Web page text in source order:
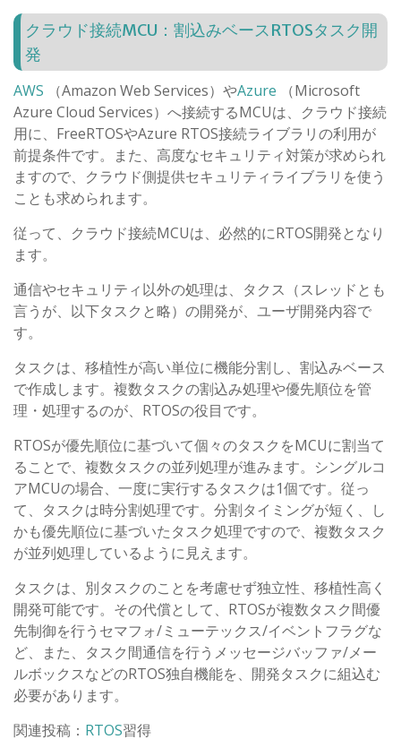
クラウド接続MCU：割込みベースRTOSタスク開
発
AWS （Amazon Web Services）やAzure （Microsoft
Azure Cloud Services）へ接続するMCUは、クラウド接続
用に、FreeRTOSやAzure RTOS接続ライブラリの利用が
前提条件です。また、高度なセキュリティ対策が求められ
ますので、クラウド側提供セキュリティライブラリを使う
ことも求められます。
従って、クラウド接続MCUは、必然的にRTOS開発となり
ます。
通信やセキュリティ以外の処理は、タクス（スレッドとも
言うが、以下タスクと略）の開発が、ユーザ開発内容で
す。
タスクは、移植性が高い単位に機能分割し、割込みベース
で作成します。複数タスクの割込み処理や優先順位を管
理・処理するのが、RTOSの役目です。
RTOSが優先順位に基づいて個々のタスクをMCUに割当て
ることで、複数タスクの並列処理が進みます。シングルコ
アMCUの場合、一度に実行するタスクは1個です。従っ
て、タスクは時分割処理です。分割タイミングが短く、し
かも優先順位に基づいたタスク処理ですので、複数タスク
が並列処理しているように見えます。
タスクは、別タスクのことを考慮せず独立性、移植性高く
開発可能です。その代償として、RTOSが複数タスク間優
先制御を行うセマフォ/ミューテックス/イベントフラグな
ど、また、タスク間通信を行うメッセージバッファ/メー
ルボックスなどのRTOS独自機能を、開発タスクに組込む
必要があります。
関連投稿： RTOS習得